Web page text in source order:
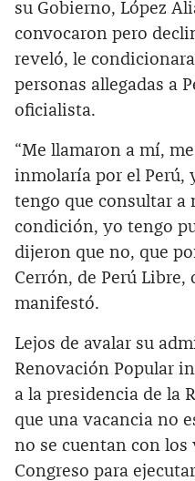
su Gobierno, López
convocaron pero
reveló, le
personas allegadas a
oficialista.
“Me llamaron a mí,
inmolaría por el Perú,
tengo que consultar a
condición, yo tengo
dijeron que no, que
Cerrón, de Perú Libre,
manifestó.
Lejos de avalar su
Renovación Popular
a la presidencia de la
que una vacancia no
no se cuentan con
Congreso para